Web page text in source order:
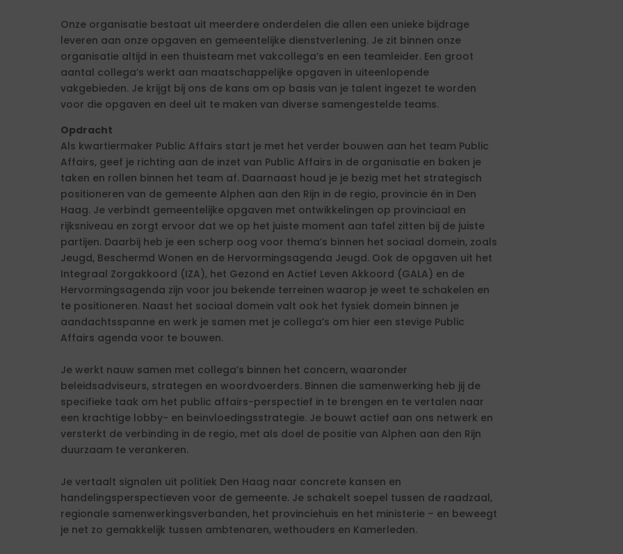
Onze organisatie bestaat uit meerdere onderdelen die allen een unieke bijdrage
leveren aan onze opgaven en gemeentelijke dienstverlening. Je zit binnen onze
organisatie altijd in een thuisteam met vakcollega’s en een teamleider. Een groot
aantal collega’s werkt aan maatschappelijke opgaven in uiteenlopende
vakgebieden. Je krijgt bij ons de kans om op basis van je talent ingezet te worden
voor die opgaven en deel uit te maken van diverse samengestelde teams.
Opdracht
Als kwartiermaker Public Affairs start je met het verder bouwen aan het team Public
Affairs, geef je richting aan de inzet van Public Affairs in de organisatie en baken je
taken en rollen binnen het team af. Daarnaast houd je je bezig met het strategisch
positioneren van de gemeente Alphen aan den Rijn in de regio, provincie én in Den
Haag. Je verbindt gemeentelijke opgaven met ontwikkelingen op provinciaal en
rijksniveau en zorgt ervoor dat we op het juiste moment aan tafel zitten bij de juiste
partijen. Daarbij heb je een scherp oog voor thema’s binnen het sociaal domein, zoals
Jeugd, Beschermd Wonen en de Hervormingsagenda Jeugd. Ook de opgaven uit het
Integraal Zorgakkoord (IZA), het Gezond en Actief Leven Akkoord (GALA) en de
Hervormingsagenda zijn voor jou bekende terreinen waarop je weet te schakelen en
te positioneren. Naast het sociaal domein valt ook het fysiek domein binnen je
aandachtsspanne en werk je samen met je collega’s om hier een stevige Public
Affairs agenda voor te bouwen.
Je werkt nauw samen met collega’s binnen het concern, waaronder
beleidsadviseurs, strategen en woordvoerders. Binnen die samenwerking heb jij de
specifieke taak om het public affairs-perspectief in te brengen en te vertalen naar
een krachtige lobby- en beïnvloedingsstrategie. Je bouwt actief aan ons netwerk en
versterkt de verbinding in de regio, met als doel de positie van Alphen aan den Rijn
duurzaam te verankeren.
Je vertaalt signalen uit politiek Den Haag naar concrete kansen en
handelingsperspectieven voor de gemeente. Je schakelt soepel tussen de raadzaal,
regionale samenwerkingsverbanden, het provinciehuis en het ministerie – en beweegt
je net zo gemakkelijk tussen ambtenaren, wethouders en Kamerleden.